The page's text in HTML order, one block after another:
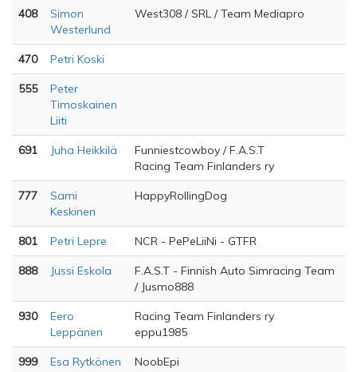
408
Simon
Westerlund
West308 / SRL / Team Mediapro
470 Petri Koski
555
Peter
Timoskainen
Liiti
691 Juha Heikkilä
Funniestcowboy / F.A.S.T
Racing Team Finlanders ry
777
Sami
Keskinen
HappyRollingDog
801 Petri Lepre NCR - PePeLiiNi - GTFR
888 Jussi Eskola
F.A.S.T - Finnish Auto Simracing Team
/ Jusmo888
930
Eero
Leppänen
Racing Team Finlanders ry
eppu1985
999 Esa Rytkönen NoobEpi